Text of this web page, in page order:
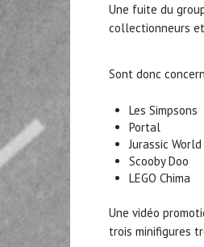
Une fuite du
collectionneurs et
Sont donc
Les Simpsons
Portal
Jurassic World
Scooby Doo
LEGO Chima
Une vidéo
trois minifigures